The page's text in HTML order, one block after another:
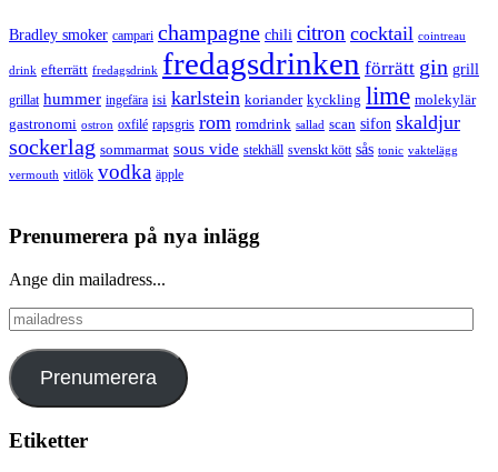
Bradley smoker campari champagne chili citron cocktail cointreau
drink efterrätt fredagsdrink fredagsdrinken förrätt gin grill
grillat hummer ingefära isi karlstein koriander kyckling lime molekylär
gastronomi ostron oxfilé rapsgris rom romdrink sallad scan sifon skaldjur
sockerlag sommarmat sous vide stekhäll svenskt kött sås tonic vaktelägg
vermouth vitlök vodka äpple
Prenumerera på nya inlägg
Ange din mailadress...
mailadress
Prenumerera
Etiketter